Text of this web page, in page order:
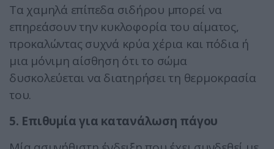
Τα χαμηλά επίπεδα σιδήρου μπορεί να
επηρεάσουν την κυκλοφορία του αίματος,
προκαλώντας συχνά κρύα χέρια και πόδια ή
μια μόνιμη αίσθηση ότι το σώμα
δυσκολεύεται να διατηρήσει τη θερμοκρασία
του.
5. Επιθυμία για κατανάλωση πάγου